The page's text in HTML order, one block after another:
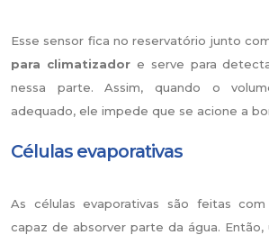
Esse sensor fica no reservatório junto
para climatizador e serve para
nessa parte. Assim, quando o
adequado, ele impede que se acione a
Células evaporativas
As células evaporativas são feitas
capaz de absorver parte da água. Então,